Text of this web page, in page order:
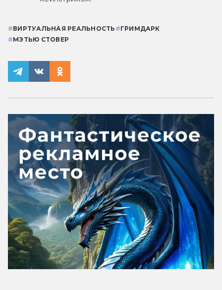
#ВИРТУАЛЬНАЯ РЕАЛЬНОСТЬ #ГРИМДАРК
#МЭТЬЮ СТОВЕР